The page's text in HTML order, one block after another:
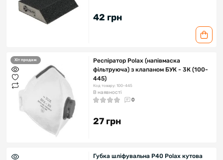
42 грн
Хіт продаж
Респіратор Polax (напівмаска
фільтруюча) з клапаном БУК - 3К (100-
445)
Код товару: 100-445
В наявності
0
27 грн
Губка шліфувальна P40 Polax кутова